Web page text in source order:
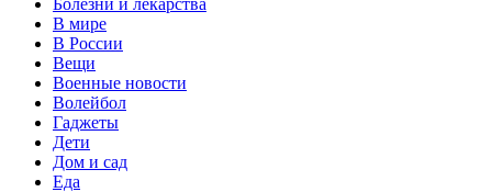
Болезни и лекарства
В мире
В России
Вещи
Военные новости
Волейбол
Гаджеты
Дети
Дом и сад
Еда